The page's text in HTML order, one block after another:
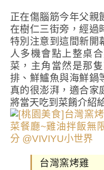
正在傷腦筋今年父親節該去哪聚餐，想起不久前
在樹仁三街旁，經過
特別注意到這間新開
人多機會點上整桌
菜，主角當然是那
排、鮮鱸魚與海鮮鍋
真的很澎湃，適合家
將當天吃到菜餚介紹
台灣窯烤雞